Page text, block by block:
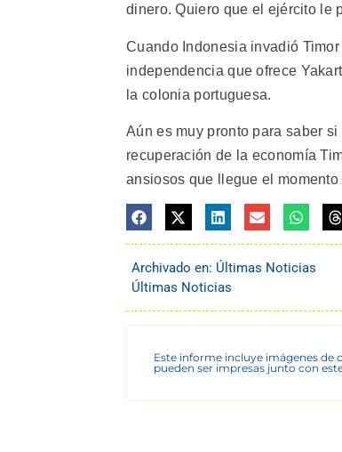
dinero. Quiero que el ejército le
Cuando Indonesia invadió
independencia que ofrece
la colonia portuguesa.
Aún es muy pronto para saber
recuperación de la economía
ansiosos que llegue el
Archivado en: Últimas Noticias
Últimas Noticias
Este informe incluye imágenes de
pueden ser impresas junto con